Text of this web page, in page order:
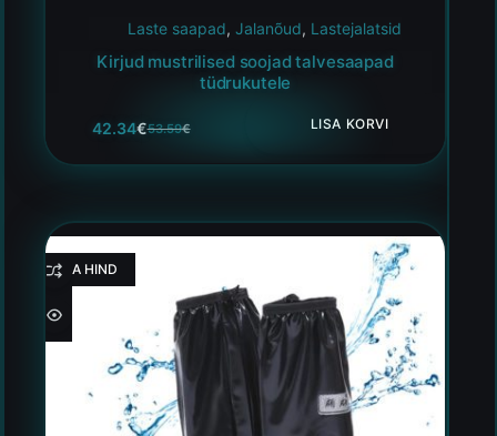
Laste saapad,Jalanõud, Lastejalatsid
Kirjud mustrilised soojad talvesaapad
tüdrukutele
53.59€
42.34€ LISA KORVI
HEA HIND